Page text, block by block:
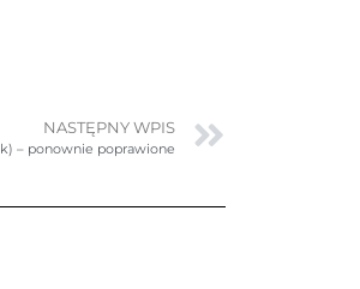
NASTĘPNY WPIS
– ponownie poprawione